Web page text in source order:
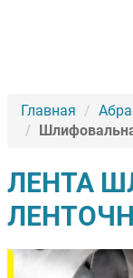
Главная
ЛЕНТА